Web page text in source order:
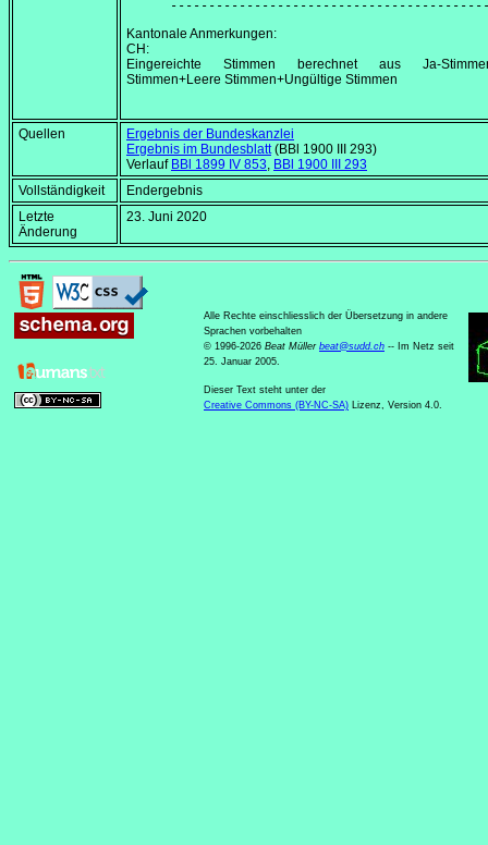
Kantonale Anmerkungen:
CH:
Eingereichte Stimmen berechnet aus Ja-
Stimmen+Leere Stimmen+Ungültige Stimmen
Quellen
Ergebnis der Bundeskanzlei
Ergebnis im Bundesblatt(BBl 1900 III 293)
Verlauf BBl 1899 IV 853, BBl 1900 III 293
Vollständigkeit
Endergebnis
Letzte
Änderung
23. Juni 2020
Alle Rechte einschliesslich der Übersetzung in andere
Sprachen vorbehalten
© 1996-2026 Beat Müller beat@sudd.ch -- Im Netz seit
25. Januar 2005.
Dieser Text steht unter der
Creative Commons (BY-NC-SA) Lizenz, Version 4.0.